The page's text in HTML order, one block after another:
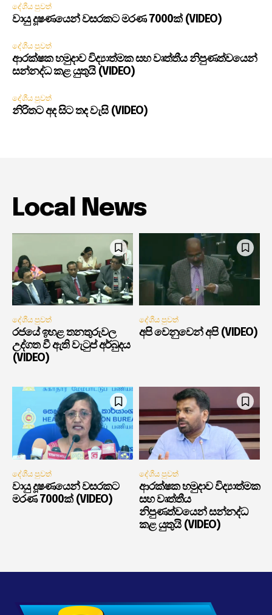
දේශීය පුවත්
වායු දූෂණයෙන් වසරකට මරණ 7000ක් (VIDEO)
දේශීය පුවත්
ආරක්ෂක හමුදාව විද්‍යාත්මක සහ වෘත්තීය නිපුණත්වයෙන්
සන්නද්ධ කළ යුතුයි (VIDEO)
දේශීය පුවත්
නිරිතට අද සිට තද වැසි (VIDEO)
Local News
දේශීය පුවත්
රජයේ ඉහළ තනතුරුවල
උද්ගත වී ඇති වැටුප් අර්බුදය
(VIDEO)
දේශීය පුවත්
අපි වෙනුවෙන් අපි (VIDEO)
දේශීය පුවත්
වායු දූෂණයෙන් වසරකට
මරණ 7000ක් (VIDEO)
දේශීය පුවත්
ආරක්ෂක හමුදාව විද්‍යාත්මක
සහ වෘත්තීය
නිපුණත්වයෙන් සන්නද්ධ
කළ යුතුයි (VIDEO)